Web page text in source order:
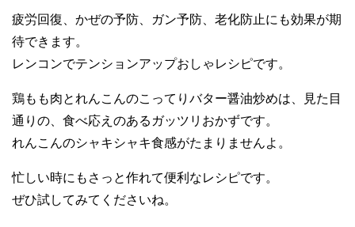
疲労回復、かぜの予防、ガン予防、老化防止にも効果が期
待できます。
レンコンでテンションアップおしゃレシピです。
鶏もも肉とれんこんのこってりバター醤油炒めは、見た目
通りの、食べ応えのあるガッツリおかずです。
れんこんのシャキシャキ食感がたまりませんよ。
忙しい時にもさっと作れて便利なレシピです。
ぜひ試してみてくださいね。